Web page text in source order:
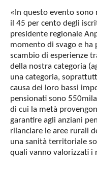
«In questo evento sono
il 45 per cento degli
presidente regionale
momento di svago e
scambio di esperienze
della nostra categoria
una categoria,
causa dei loro bassi
pensionati sono
di cui la metà
garantire agli anziani
rilanciare le aree rurali
una sanità territoriale
quali vanno valorizzati i